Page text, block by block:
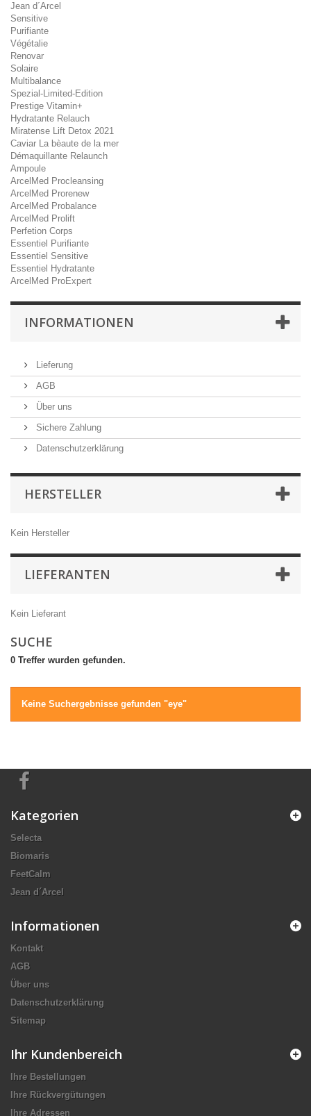
Jean d´Arcel
Sensitive
Purifiante
Végétalie
Renovar
Solaire
Multibalance
Spezial-Limited-Edition
Prestige Vitamin+
Hydratante Relauch
Miratense Lift Detox 2021
Caviar La bèaute de la mer
Démaquillante Relaunch
Ampoule
ArcelMed Procleansing
ArcelMed Prorenew
ArcelMed Probalance
ArcelMed Prolift
Perfetion Corps
Essentiel Purifiante
Essentiel Sensitive
Essentiel Hydratante
ArcelMed ProExpert
INFORMATIONEN
Lieferung
AGB
Über uns
Sichere Zahlung
Datenschutzerklärung
HERSTELLER
Kein Hersteller
LIEFERANTEN
Kein Lieferant
SUCHE
0 Treffer wurden gefunden.
Keine Suchergebnisse gefunden "eye"
Kategorien
Selecta
Biomaris
FeetCalm
Jean d´Arcel
Informationen
Kontakt
AGB
Über uns
Datenschutzerklärung
Sitemap
Ihr Kundenbereich
Ihre Bestellungen
Ihre Rückvergütungen
Ihre Adressen